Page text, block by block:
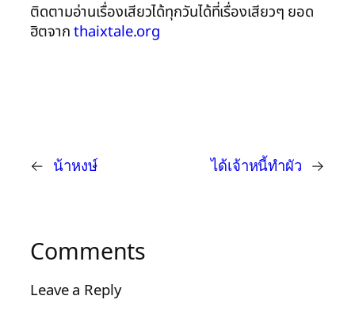
ติดตามอ่านเรื่องเสียวได้ทุกวันได้ที่เรื่องเสียวๆ ยอด
ฮิตจากthaixtale.org
← น้าหงษ์ ได้เจ้าหนี้ทำผัว →
Comments
Leave a Reply